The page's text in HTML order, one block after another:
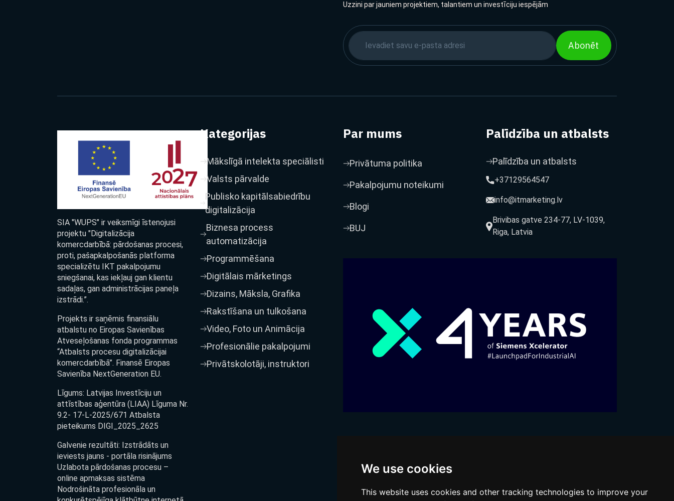
We use cookies
This website uses cookies and other tracking technologies to improve your
Uzzini par jauniem projektiem, talantiem un investīciju iespējām
Abonēt
SIA "WUPS" ir veiksmīgi īstenojusi
projektu "Digitalizācija
komercdarbībā: pārdošanas procesi,
proti, pašapkalpošanās platforma
specializētu IKT pakalpojumu
sniegšanai, kas iekļauj gan klientu
sadaļas, gan administrācijas paneļa
izstrādi.”.
Projekts ir saņēmis finansiālu
atbalstu no Eiropas Savienības
Atveseļošanas fonda programmas
“Atbalsts procesu digitalizācijai
komercdarbībā”. Finansē Eiropas
Savienība NextGeneration EU.
Līgums: Latvijas Investīciju un
attīstības aģentūra (LIAA) Līguma Nr.
9.2- 17-L-2025/671 Atbalsta
pieteikums DIGI_2025_2625
Galvenie rezultāti: Izstrādāts un
ieviests jauns - portāla risinājums
Uzlabota pārdošanas procesu –
online apmaksas sistēma
Nodrošināta profesionāla un
Kategorijas
Mākslīgā intelekta speciālisti
Valsts pārvalde
Publisko kapitālsabiedrību
digitalizācija
Biznesa process
automatizācija
Programmēšana
Digitālais mārketings
Dizains, Māksla, Grafika
Rakstīšana un tulkošana
Video, Foto un Animācija
Profesionālie pakalpojumi
Privātskolotāji, instruktori
Par mums
Privātuma politika
Pakalpojumu noteikumi
Blogi
BUJ
Palīdzība un atbalsts
Palīdzība un atbalsts
+37129564547
info@itmarketing.lv
Brivibas gatve 234-77, LV-1039,
Riga, Latvia